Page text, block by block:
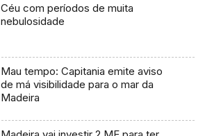
Céu com períodos de muita
nebulosidade
Mau tempo: Capitania emite aviso
de má visibilidade para o mar da
Madeira